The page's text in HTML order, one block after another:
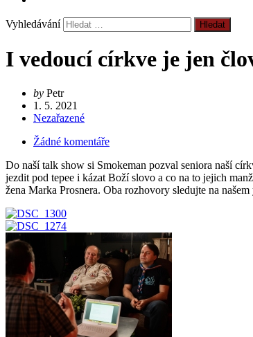
Vyhledávání
I vedoucí církve je jen
by Petr
1. 5. 2021
Nezařazené
Žádné komentáře
Do naší talk show si Smokeman pozval seniora naší
jezdit pod tepee i kázat Boží slovo a co na to jejich
žena Marka Prosnera. Oba rozhovory sledujte na